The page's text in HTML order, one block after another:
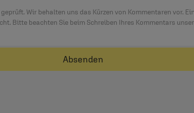
Wir behalten uns das Kürzen von Kommentaren vor.
Bitte beachten Sie beim Schreiben Ihres Kommentars
Absenden